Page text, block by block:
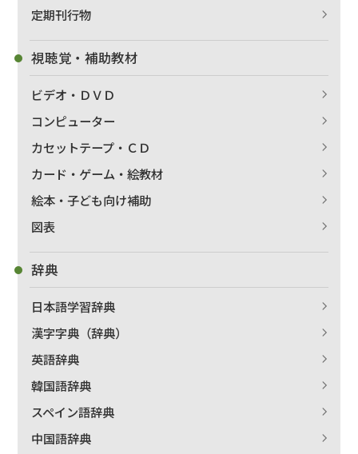
出版社名で絞り込む
著者名で絞り込む
定期刊行物
視聴覚・補助教材
ビデオ・ＤＶＤ
コンピューター
カセットテープ・ＣＤ
カード・ゲーム・絵教材
絵本・子ども向け補助
図表
辞典
日本語学習辞典
漢字字典（辞典）
英語辞典
韓国語辞典
スペイン語辞典
中国語辞典